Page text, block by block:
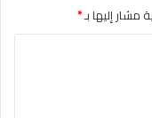
مشار إليها بـ*